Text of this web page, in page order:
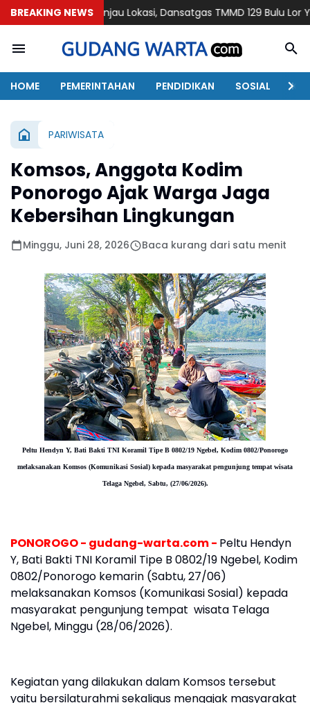
BREAKING NEWS
Tinjau Lokasi, Dansatgas TMMD 129 Bulu Lor Yakinkan
HOME PEMERINTAHAN PENDIDIKAN SOSIAL
PARIWISATA
Komsos, Anggota Kodim
Ponorogo Ajak Warga Jaga
Kebersihan Lingkungan
Minggu, Juni 28, 2026 Baca kurang dari satu menit
Peltu Hendyn Y, Bati Bakti TNI Koramil Tipe B 0802/19 Ngebel, Kodim 0802/Ponorogo
melaksanakan Komsos (Komunikasi Sosial) kepada masyarakat pengunjung tempat wisata
Telaga Ngebel, Sabtu, (27/06/2026).
PONOROGO - gudang-warta.com - Peltu Hendyn
Y, Bati Bakti TNI Koramil Tipe B 0802/19 Ngebel, Kodim
0802/Ponorogo kemarin (Sabtu, 27/06)
melaksanakan Komsos (Komunikasi Sosial) kepada
masyarakat pengunjung tempat wisata Telaga
Ngebel, Minggu (28/06/2026).
Kegiatan yang dilakukan dalam Komsos tersebut
yaitu bersilaturahmi sekaligus mengajak masyarakat